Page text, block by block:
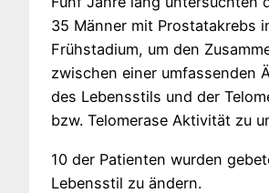
35 Männer mit Prostatakrebs
Frühstadium, um den
zwischen einer umfassenden
des Lebensstils und der
bzw. Telomerase Aktivität zu
10 der Patienten wurden
Lebensstil zu ändern.